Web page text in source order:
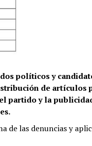
políticos y
de artículos
partido y la
de las denuncias y